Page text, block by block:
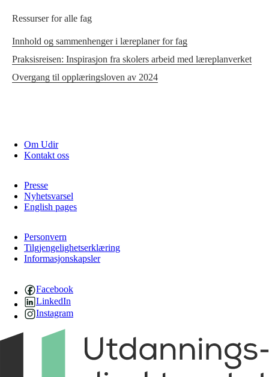
Ressurser for alle fag
Innhold og sammenhenger i læreplaner for fag
Praksisreisen: Inspirasjon fra skolers arbeid med læreplanverket
Overgang til opplæringsloven av 2024
Om Udir
Kontakt oss
Presse
Nyhetsvarsel
English pages
Personvern
Tilgjengelighetserklæring
Informasjonskapsler
Facebook
LinkedIn
Instagram